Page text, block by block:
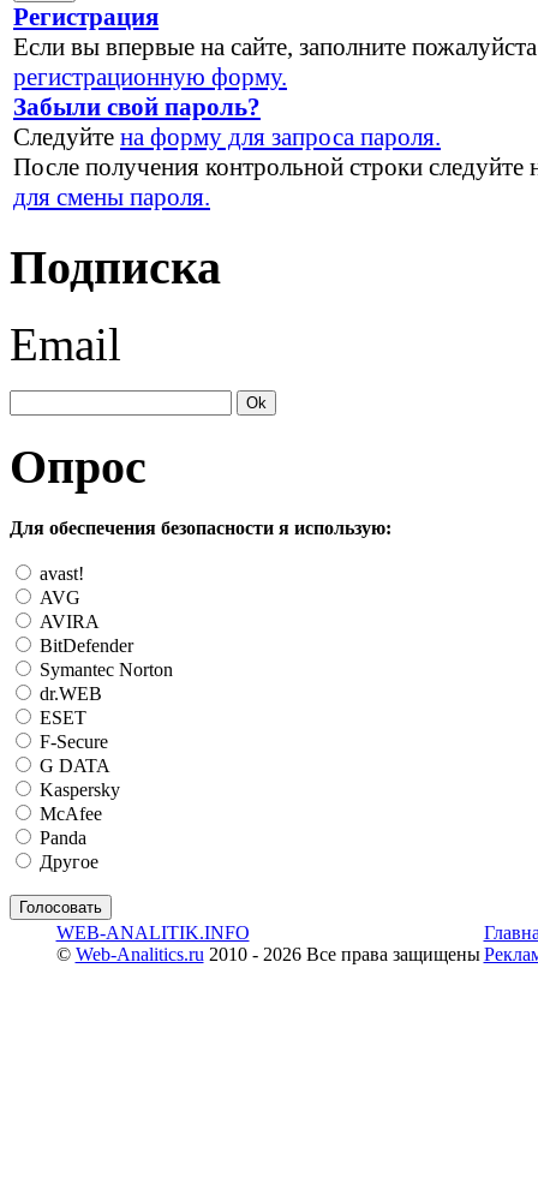
Регистрация
Если вы впервые на сайте, заполните пожалуйста
регистрационную форму.
Забыли свой пароль?
Следуйте на форму для запроса пароля.
После получения контрольной строки следуйте
для смены пароля.
Подписка
Email
Опрос
Для обеспечения безопасности я использую:
avast!
AVG
AVIRA
BitDefender
Symantec Norton
dr.WEB
ESET
F-Secure
G DATA
Kaspersky
McAfee
Panda
Другое
WEB-ANALITIK.INFO
© Web-Analitics.ru 2010 - 2026 Все права защищены